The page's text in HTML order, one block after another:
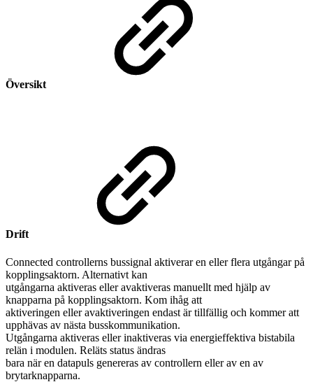
Översikt
Drift
Connected controllerns bussignal aktiverar en eller flera utgångar på
kopplingsaktorn. Alternativt kan
utgångarna aktiveras eller avaktiveras manuellt med hjälp av
knapparna på kopplingsaktorn. Kom ihåg att
aktiveringen eller avaktiveringen endast är tillfällig och kommer att
upphävas av nästa busskommunikation.
Utgångarna aktiveras eller inaktiveras via energieffektiva bistabila
relän i modulen. Reläts status ändras
bara när en datapuls genereras av controllern eller av en av
brytarknapparna.